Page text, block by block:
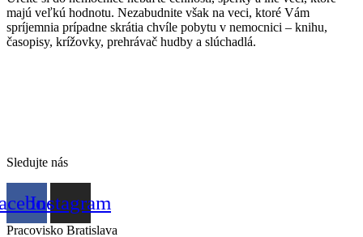
majú veľkú hodnotu. Nezabudnite však na veci, ktoré Vám
spríjemnia prípadne skrátia chvíle pobytu v nemocnici – knihu,
časopisy, krížovky, prehrávač hudby a slúchadlá.
Sledujte nás
Instagram
Pracovisko Bratislava